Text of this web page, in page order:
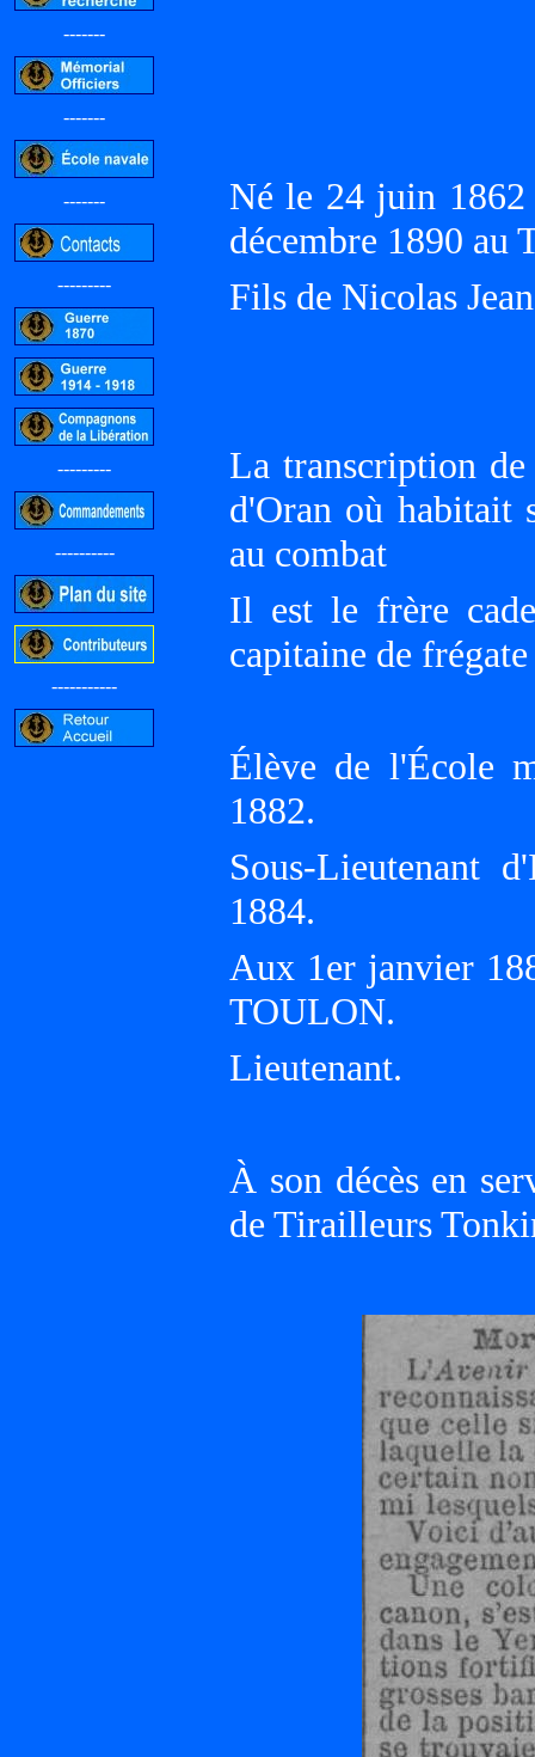
-------
-------
-------
---------
---------
----------
-----------
Né le 24 juin
décembre 1890
Fils de Nicolas
La transcription
d'Oran où habitait
au combat
Il est le frère
capitaine de frégate
Élève de l'École
1882.
Sous-Lieutenant
1884.
Aux 1er janvier
TOULON.
Lieutenant.
À son décès en
de Tirailleurs